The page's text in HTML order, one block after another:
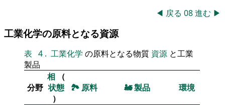
◀ 戻る 08進む ▶
工業化学の原料となる資源
表 4 . 工業化学 の原料となる物質 資源 と工業
製品
分野
相
（
状態
）
🏞 原料 🚂製品 環境